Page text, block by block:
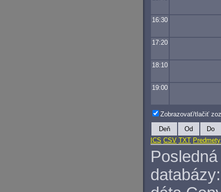
16:30
17:20
18:10
19:00
Zobrazovať/tlačiť
Deň Od
Do
ICS CSV TXT Predmety
databázy: